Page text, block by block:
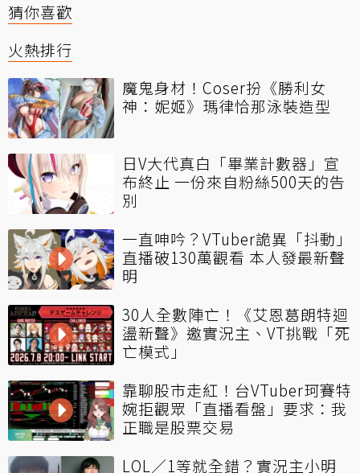
猜你喜歡
火熱排行
魔鬼身材！Coser扮《勝利女
神：妮姬》瑪律恰那泳裝造型
日V大代真白「畢業計數器」宣
布終止 一份來自粉絲500天的告
別
一直呻吟？VTuber詭異「抖動」
直播破130萬觀看 本人發最新聲
明
30人全數陣亡！《艾恩葛朗特迴
盪新聲》邀實況主、VT挑戰「死
亡模式」
靠聊股市走紅！台VTuber珂賽特
婉拒觀眾「直播看盤」要求：我
正職是股票交易
LOL／1等就全錯？實況主小明